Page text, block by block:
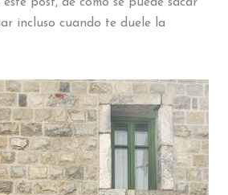
incluso cuando te duele la